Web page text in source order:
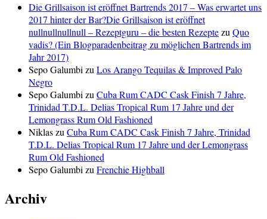
Die Grillsaison ist eröffnet Bartrends 2017 – Was erwartet uns
2017 hinter der Bar?Die Grillsaison ist eröffnet
nullnullnullnull – Rezeptguru – die besten Rezeptezu Quo
vadis? (Ein Blogparadenbeitrag zu möglichen Bartrends im
Jahr 2017)
Sepo Galumbi zu Los Arango Tequilas & Improved Palo
Negro
Sepo Galumbi zu Cuba Rum CADC Cask Finish 7 Jahre,
Trinidad T.D.L. Delias Tropical Rum 17 Jahre und der
Lemongrass Rum Old Fashioned
Niklaszu Cuba Rum CADC Cask Finish 7 Jahre, Trinidad
T.D.L. Delias Tropical Rum 17 Jahre und der Lemongrass
Rum Old Fashioned
Sepo Galumbi zu Frenchie Highball
Archiv